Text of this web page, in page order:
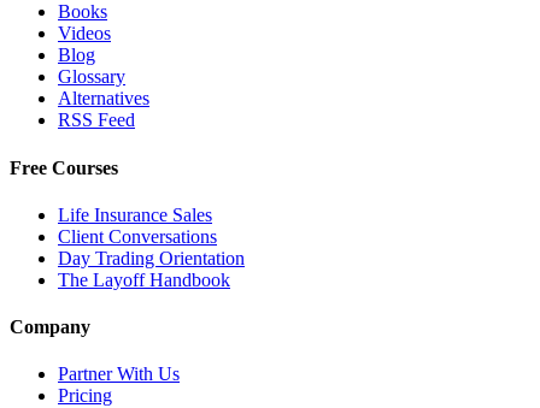
Books
Videos
Blog
Glossary
Alternatives
RSS Feed
Free Courses
Life Insurance Sales
Client Conversations
Day Trading Orientation
The Layoff Handbook
Company
Partner With Us
Pricing